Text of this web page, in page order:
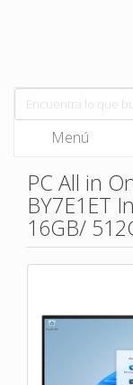
Menú
PC All in
BY7E1ET
16GB/